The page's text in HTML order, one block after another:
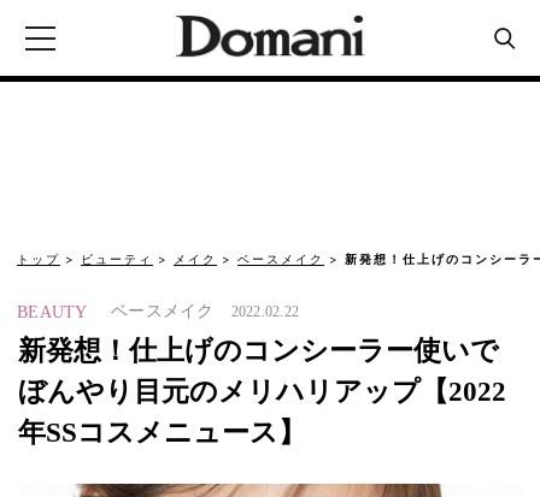
トップ ビューティ メイク ベースメイク 新発想！仕上げのコンシー
BEAUTY ベースメイク 2022.02.22
新発想！仕上げのコンシーラー使いで
ぼんやり目元のメリハリアップ【2022
年SSコスメニュース】